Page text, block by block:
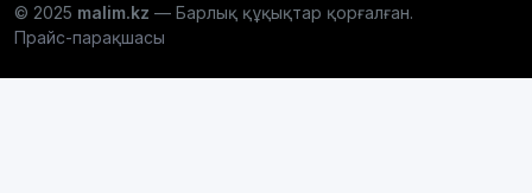
© 2025 malim.kz — Барлық құқықтар қорғалған.
Прайс-парақшасы